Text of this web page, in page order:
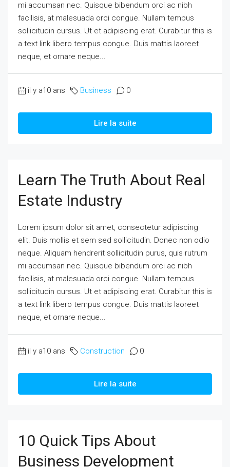
mi accumsan nec. Quisque bibendum orci ac nibh
facilisis, at malesuada orci congue. Nullam tempus
sollicitudin cursus. Ut et adipiscing erat. Curabitur this is
a text link libero tempus congue. Duis mattis laoreet
neque, et ornare neque...
il y a10 ans Business 0
Lire la suite
Learn The Truth About Real
Estate Industry
Lorem ipsum dolor sit amet, consectetur adipiscing
elit. Duis mollis et sem sed sollicitudin. Donec non odio
neque. Aliquam hendrerit sollicitudin purus, quis rutrum
mi accumsan nec. Quisque bibendum orci ac nibh
facilisis, at malesuada orci congue. Nullam tempus
sollicitudin cursus. Ut et adipiscing erat. Curabitur this is
a text link libero tempus congue. Duis mattis laoreet
neque, et ornare neque...
il y a10 ans Construction 0
Lire la suite
10 Quick Tips About
Business Development